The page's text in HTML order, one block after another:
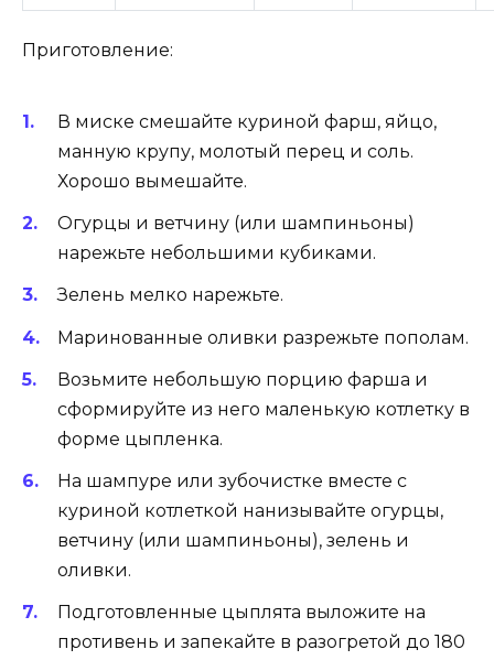
Приготовление:
В миске смешайте куриной фарш, яйцо,
манную крупу, молотый перец и соль.
Хорошо вымешайте.
Огурцы и ветчину (или шампиньоны)
нарежьте небольшими кубиками.
Зелень мелко нарежьте.
Маринованные оливки разрежьте пополам.
Возьмите небольшую порцию фарша и
сформируйте из него маленькую котлетку в
форме цыпленка.
На шампуре или зубочистке вместе с
куриной котлеткой нанизывайте огурцы,
ветчину (или шампиньоны), зелень и
оливки.
Подготовленные цыплята выложите на
противень и запекайте в разогретой до 180